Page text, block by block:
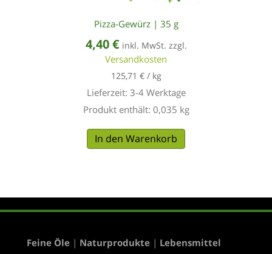
Pizza-Gewürz | 35 g
4,40€ inkl. MwSt. zzgl.
Versandkosten
125,71 €/ kg
Lieferzeit: 3-4 Werktage
Produkt enthält: 0,035 kg
In den Warenkorb
Feine Öle | Naturprodukte | Lebensmittel